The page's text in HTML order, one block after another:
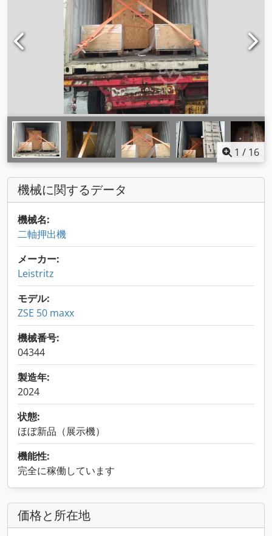
1 / 16
機械に関するデータ
機械名:
二軸押出機
メーカー:
Leistritz
モデル:
ZSE 50 maxx
機械番号:
04344
製造年:
2024
状態:
ほぼ新品（展示機）
機能性:
完全に稼働しています
価格と所在地